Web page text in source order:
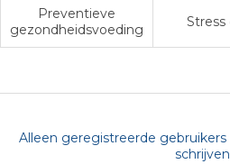
Preventieve
gezondheidsvoeding
Alleen geregistreerde
schrijven